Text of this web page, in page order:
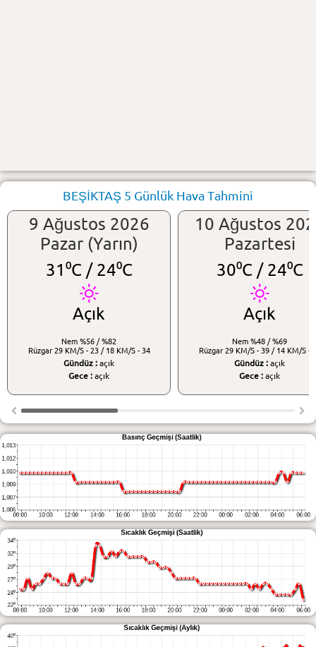
BEŞİKTAŞ 5 Günlük Hava Tahmini
9 Ağustos 2026
Pazar (Yarın)
31⁰C /24⁰C
Açık
Nem %56 / %82
Rüzgar 29 KM/S - 23 / 18 KM/S - 34
Gündüz : açık
Gece : açık
10 Ağustos
Pazartesi
30⁰C /24⁰C
Açık
Nem %48 / %69
Rüzgar 29 KM/S - 39 / 14 KM/S -
Gündüz : açık
Gece : açık